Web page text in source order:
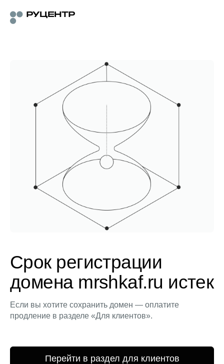
Срок регистрации
домена mrshkaf.ru истек
Если вы хотите сохранить домен — оплатите
продление в разделе «Для клиентов».
Перейти в раздел для клиентов